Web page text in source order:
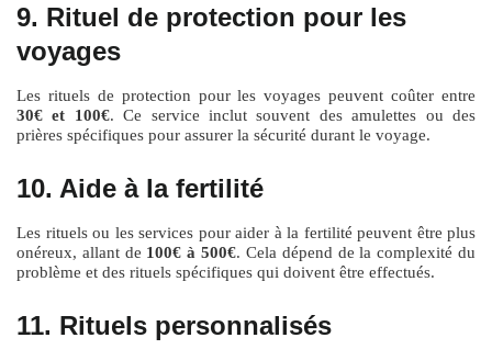
9. Rituel de protection pour les
voyages
Les rituels de protection pour les voyages peuvent coûter entre
30€ et 100€. Ce service inclut souvent des amulettes ou des
prières spécifiques pour assurer la sécurité durant le voyage.
10. Aide à la fertilité
Les rituels ou les services pour aider à la fertilité peuvent être plus
onéreux, allant de 100€ à 500€. Cela dépend de la complexité du
problème et des rituels spécifiques qui doivent être effectués.
11. Rituels personnalisés